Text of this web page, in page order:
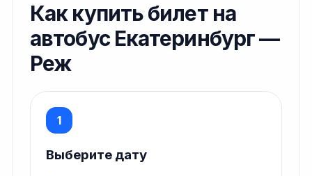
Как купить билет на
автобус Екатеринбург —
Реж
1
Выберите дату